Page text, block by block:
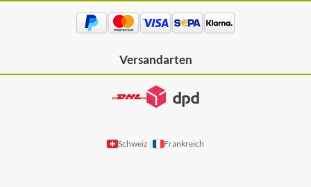
Versandarten
Schweiz | Frankreich